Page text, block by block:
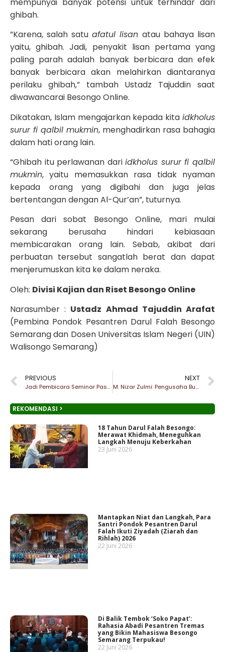
ghibah.
”Karena, salah satu afatul lisan atau bahaya lisan
yaitu, ghibah. Jadi, penyakit lisan pertama yang
paling parah adalah banyak berbicara dan efek
banyak berbicara akan melahirkan diantaranya
perilaku ghibah,” tambah Ustadz Tajuddin saat
diwawancarai Besongo Online.
Dikatakan, Islam mengajarkan kepada kita idkholus
surur fi qalbil mukmin, menghadirkan rasa bahagia
dalam hati orang lain.
“Ghibah itu perlawanan dariidkholus surur fi qalbil
mukmin, yaitu memasukkan rasa tidak nyaman
kepada orang yang digibahi dan juga jelas
bertentangan dengan Al-Qur’an”, tuturnya.
Pesan dari sobat Besongo Online, mari mulai
sekarang berusaha hindari kebiasaan
membicarakan orang lain. Sebab, akibat dari
perbuatan tersebut sangatlah berat dan dapat
menjerumuskan kita ke dalam neraka.
Oleh: Divisi Kajian dan Riset Besongo Online
Narasumber : Ustadz Ahmad Tajuddin Arafat
(Pembina Pondok Pesantren Darul Falah Besongo
Semarang dan Dosen Universitas Islam Negeri (UIN)
Walisongo Semarang)
PREVIOUS
Jadi Pembicara Seminar Pascalib, Syafiq Yunensa Beberkan Beberapa Tips Menulis untuk Santri Besongo
NEXT
M. Nizar Zulmi: Pengusaha Bukan Sekadar Mencari Kekayaan
REKOMENDASI >
18 Tahun Darul Falah Besongo:
Merawat Khidmah, Meneguhkan
Langkah Menuju Keberkahan
23 Juni 2026
Mantapkan Niat dan Langkah, Para
Santri Pondok Pesantren Darul
Falah Ikuti Ziyadah (Ziarah dan
Rihlah) 2026
22 Juni 2026
Di Balik Tembok ‘Soko Papat’:
Rahasia Abadi Pesantren Tremas
yang Bikin Mahasiswa Besongo
Semarang Terpukau!
22 Juni 2026